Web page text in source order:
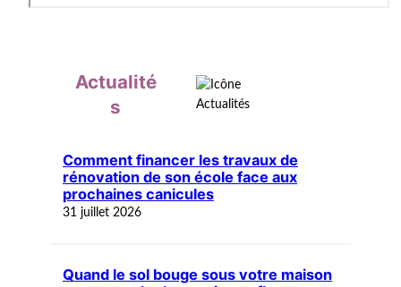
Actualité
s
Comment financer les travaux de
rénovation de son école face aux
prochaines canicules
31 juillet 2026
Quand le sol bouge sous votre maison